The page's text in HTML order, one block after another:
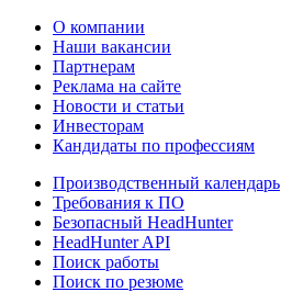
О компании
Наши вакансии
Партнерам
Реклама на сайте
Новости и статьи
Инвесторам
Кандидаты по профессиям
Производственный календарь
Требования к ПО
Безопасный HeadHunter
HeadHunter API
Поиск работы
Поиск по резюме